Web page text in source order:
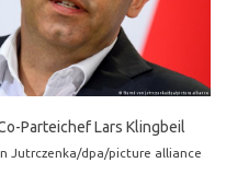
Parteichef Lars Klingbeil
Jutrczenka/dpa/picture alliance